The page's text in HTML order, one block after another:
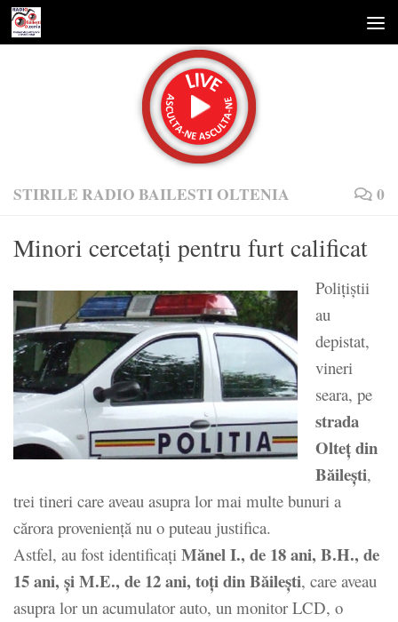
Skip to content
STIRILE RADIO BAILESTI OLTENIA 0
Minori cercetaţi pentru furt calificat
Polițiștii
au
depistat,
vineri
seara, pe
strada
Olteț din
Băileşti,
trei tineri care aveau asupra lor mai multe bunuri a
cărora proveniență nu o puteau justifica.
Astfel, au fost identificați Mănel I., de 18 ani, B.H., de
15 ani, şi M.E., de 12 ani, toţi din Băileşti, care aveau
asupra lor un acumulator auto, un monitor LCD, o